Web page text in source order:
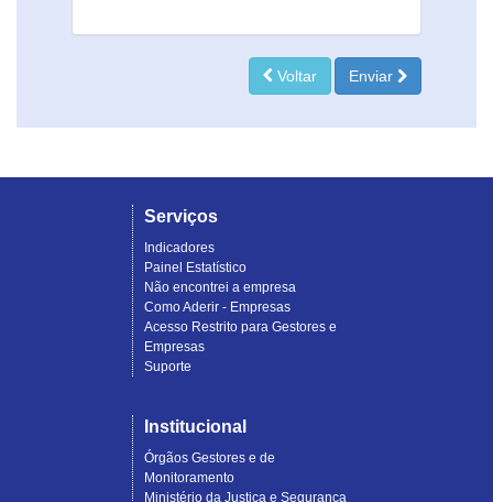
Voltar Enviar
Serviços
Indicadores
Painel Estatístico
Não encontrei a empresa
Como Aderir - Empresas
Acesso Restrito para Gestores e
Empresas
Suporte
Institucional
Órgãos Gestores e de
Monitoramento
Ministério da Justiça e Segurança